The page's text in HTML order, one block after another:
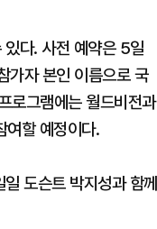
있다. 사전 예약은 5일
가자 본인 이름으로 국
로그램에는 월드비전과
여할 예정이다.
도슨트 박지성과 함께